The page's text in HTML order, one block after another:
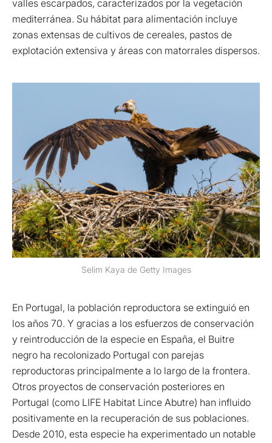
valles escarpados, caracterizados por la vegetación
mediterránea. Su hábitat para alimentación incluye
zonas extensas de cultivos de cereales, pastos de
explotación extensiva y áreas con matorrales dispersos.
Selim Kaya de Getty Images
En Portugal, la población reproductora se extinguió en
los años 70. Y gracias a los esfuerzos de conservación
y reintroducción de la especie en España, el Buitre
negro ha recolonizado Portugal con parejas
reproductoras principalmente a lo largo de la frontera.
Otros proyectos de conservación posteriores en
Portugal (como LIFE Habitat Lince Abutre) han influido
positivamente en la recuperación de sus poblaciones.
Desde 2010, esta especie ha experimentado un notable